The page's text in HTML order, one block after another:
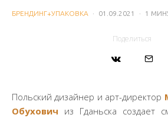
БРЕНДИНГ+УПАКОВКА · 01.09.2021 · 1
Поделиться
Польский дизайнер и арт-директор
Обухович из Гданьска создает